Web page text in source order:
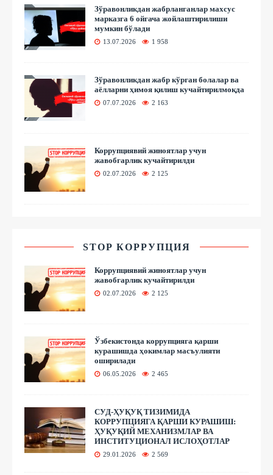
Зўравонликдан жабрланганлар махсус
марказга 6 ойгача жойлаштирилиши
мумкин бўлади
13.07.2026 1 958
Зўравонликдан жабр кўрган болалар ва
аёлларни ҳимоя қилиш кучайтирилмоқда
07.07.2026 2 163
Коррупциявий жиноятлар учун
жавобгарлик кучайтирилди
02.07.2026 2 125
STOP КОРРУПЦИЯ
Коррупциявий жиноятлар учун
жавобгарлик кучайтирилди
02.07.2026 2 125
Ўзбекистонда коррупцияга қарши
курашишда ҳокимлар масъулияти
оширилади
06.05.2026 2 465
СУД-ҲУҚУҚ ТИЗИМИДА
КОРРУПЦИЯГА ҚАРШИ КУРАШИШ:
ҲУҚУҚИЙ МЕХАНИЗМЛАР ВА
ИНСТИТУЦИОНАЛ ИСЛОҲОТЛАР
29.01.2026 2 569